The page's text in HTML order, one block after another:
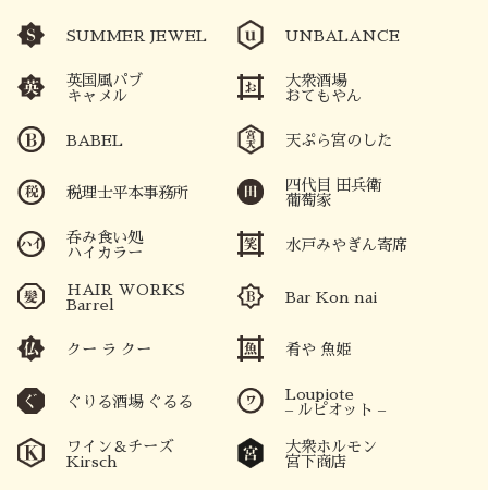
鳥らんど 天ぷら宮のした
カラオケ居酒屋
SUMMER JEWEL UNBALANCE
英国風パブ
キャメル
大衆酒場
おてもやん
BABEL 天ぷら宮のした
税理士平本事務所
四代目 田兵衛
葡萄家
呑み食い処
ハイカラー
水戸みやぎん寄席
HAIR WORKS
Barrel
Bar Kon nai
クー ラ クー 肴や 魚姫
ぐりる酒場 ぐるる
Loupiote
– ルピオット –
ワイン＆チーズ
Kirsch
大衆ホルモン
宮下商店